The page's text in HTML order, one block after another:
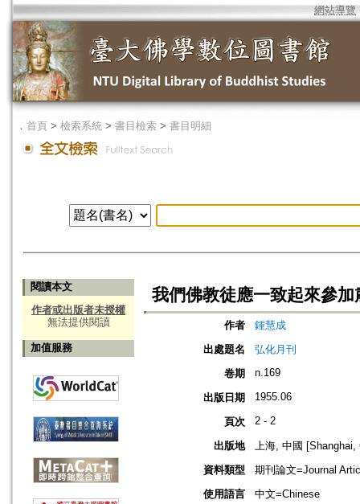
網站導覽
． 首頁 > 檢索系統 > 書目檢索 > 書目明細
閱讀本文
作者或出版者未授權
無法提供閱讀
加值服務
我們佛教徒應一致起來參
作者
鍾慧成
出處題名
弘化月刊
卷期
n.169
出版日期 1955.06
頁次 2 - 2
出版地
上海, 中國 [Shanghai,
資料類型
期刊論文=Journal
使用語言
中文=Chinese